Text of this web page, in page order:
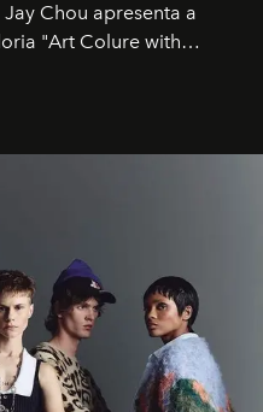
Jay Chou apresenta a
"Art Colure with